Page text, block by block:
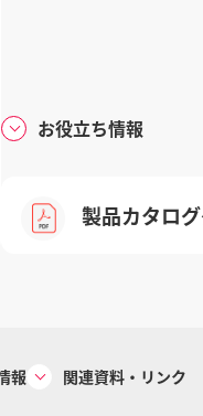
お役立ち情報
製品カタロ
報 関連資料・リンク